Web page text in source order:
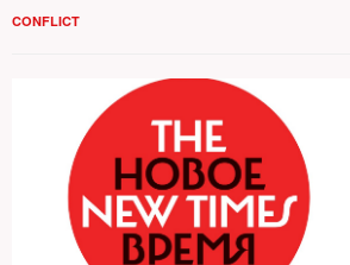
апреля
CONFLICT